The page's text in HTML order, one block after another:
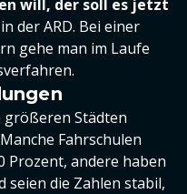
will, der soll es jetzt
der ARD. Bei einer
gehe man im Laufe
größeren Städten
Fahrschulen
Prozent, andere haben
seien die Zahlen stabil,